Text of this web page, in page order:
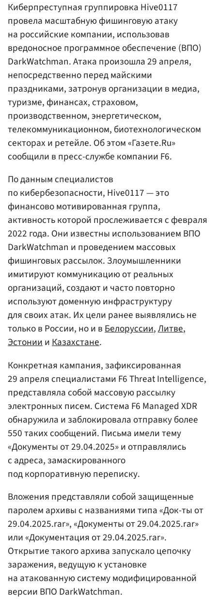
Киберпреступная группировка Hive0117
провела масштабную фишинговую атаку
на российские компании, использовав
вредоносное программное обеспечение (ВПО)
DarkWatchman. Атака произошла 29 апреля,
непосредственно перед майскими
праздниками, затронув организации в медиа,
туризме, финансах, страховом,
производственном, энергетическом,
телекоммуникационном, биотехнологическом
секторах и ретейле. Об этом «Газете.Ru»
сообщили в пресс-службе компании F6.
По данным специалистов
по кибербезопасности, Hive0117 — это
финансово мотивированная группа,
активность которой прослеживается с февраля
2022 года. Они известны использованием ВПО
DarkWatchman и проведением массовых
фишинговых рассылок. Злоумышленники
имитируют коммуникацию от реальных
организаций, создают и часто повторно
используют доменную инфраструктуру
для своих атак. Их цели ранее выявлялись не
только в России, но и вБелоруссии,Литве,
ЭстониииКазахстане.
Конкретная кампания, зафиксированная
29 апреля специалистами F6 Threat Intelligence,
представляла собой массовую рассылку
электронных писем. Система F6 Managed XDR
обнаружила и заблокировала отправку более
550 таких сообщений. Письма имели тему
«Документы от 29.04.2025» и отправлялись
с адреса, замаскированного
под корпоративную переписку.
Вложения представляли собой защищенные
паролем архивы с названиями типа «Док-ты от
29.04.2025.rar», «Документы от 29.04.2025.rar»
или «Документация от 29.04.2025.rar».
Открытие такого архива запускало цепочку
заражения, ведущую к установке
на атакованную систему модифицированной
версии ВПО DarkWatchman.